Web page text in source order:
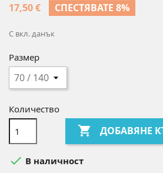
17,50 €
СПЕСТЯВАТЕ 8%
С вкл. данък
Размер
Количество
 ДОБАВЯНЕ
 В наличност